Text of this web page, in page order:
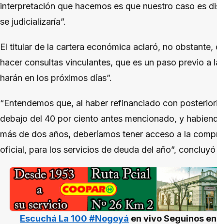
interpretación que hacemos es que nuestro caso es
se judicializaría”.
El titular de la cartera económica aclaró, no
hacer consultas vinculantes, que es un paso previo a
harán en los próximos días”.
“Entendemos que, al haber refinanciado con
debajo del 40 por ciento antes mencionado, y
más de dos años, deberíamos tener acceso a la
oficial, para los servicios de deuda del año”,
Escuchá La 100 #Nogoyá en vivoSeguinos